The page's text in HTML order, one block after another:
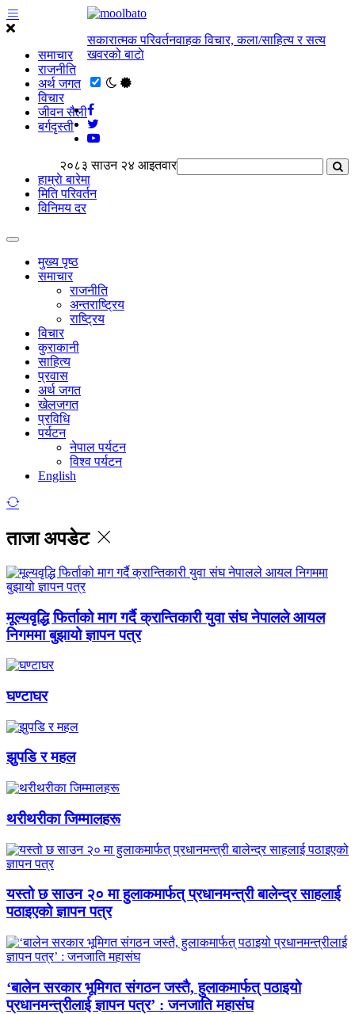
समाचार
राजनीति
अर्थ जगत
विचार
जीवन सैली
बर्गदृस्ती
सकारात्मक परिवर्तनवाहक विचार, कला/साहित्य र सत्य
खवरको बाटाे
२०८३ साउन २४ आइतवार
हाम्राे बारेमा
मिति परिवर्तन
विनिमय दर
मुख्य पृष्ठ
समाचार
राजनीति
अन्तराष्ट्रिय
राष्ट्रिय
विचार
कुराकानी
साहित्य
प्रवास
अर्थ जगत
खेलजगत
प्रविधि
पर्यटन
नेपाल पर्यटन
विश्व पर्यटन
English
ताजा अपडेट
मूल्यवृद्धि फिर्ताको माग गर्दै क्रान्तिकारी युवा संघ नेपालले आयल
निगममा बुझायो ज्ञापन पत्र
घण्टाघर
झुपडि र महल
थरीथरीका जिम्मालहरू
यस्तो छ साउन २० मा हुलाकमार्फत् प्रधानमन्त्री बालेन्द्र साहलाई
पठाइएको ज्ञापन पत्र
‘बालेन सरकार भूमिगत संगठन जस्तै, हुलाकमार्फत् पठाइयो
प्रधानमन्त्रीलाई ज्ञापन पत्र’ : जनजाति महासंघ